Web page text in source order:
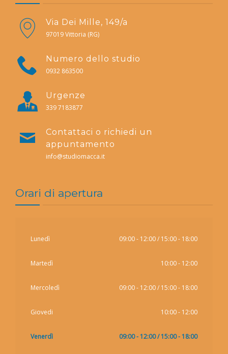
Via Dei Mille, 149/a
97019 Vittoria (RG)
Numero dello studio
0932 863500
Urgenze
339 7183877
Contattaci o richiedi un
appuntamento
info@studiomacca.it
Orari di apertura
Lunedì 09:00 - 12:00 / 15:00 - 18:00
Martedì 10:00 - 12:00
Mercoledì 09:00 - 12:00 / 15:00 - 18:00
Giovedi 10:00 - 12:00
Venerdì 09:00 - 12:00 / 15:00 - 18:00